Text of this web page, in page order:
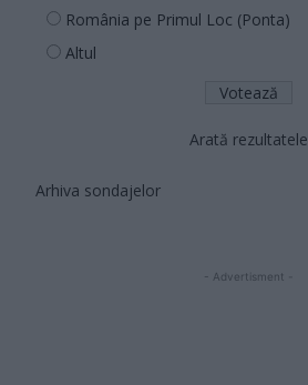
România pe Primul Loc (Ponta)
Altul
Arată rezultatele
Arhiva sondajelor
- Advertisment -